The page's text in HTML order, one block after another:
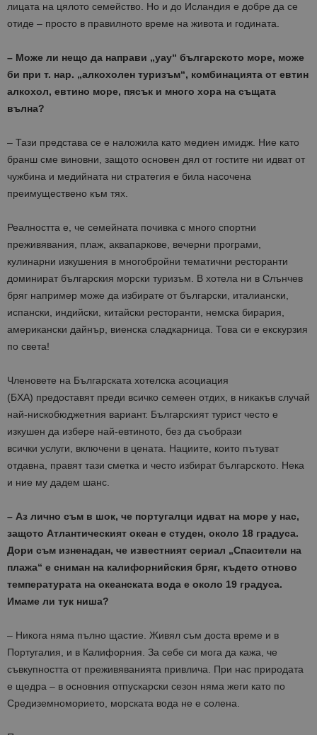
лицата на цялото семейство. Но и до Исландия е добре да се
отиде – просто в правилното време на живота и годината.
– Може ли нещо да направи „уау“ българското море, може
би при т. нар. „алкохолен туризъм“, комбинацията от евтин
алкохол, евтино море, пясък и много хора на същата
вълна?
– Тази представа се е наложила като медиен имидж. Ние като
бранш сме виновни, защото основен дял от гостите ни идват от
чужбина и медийната ни стратегия е била насочена
преимуществено към тях.
Реалността е, че семейната почивка с много спортни
преживявания, плаж, аквапаркове, вечерни програми,
кулинарни изкушения в многобройни тематични ресторанти
доминират българския морски туризъм. В хотела ни в Слънчев
бряг например може да избирате от български, италиански,
испански, индийски, китайски ресторанти, немска бирария,
американски дайнър, виенска сладкарница. Това си е екскурзия
по света!
Членовете на Българската хотелска асоциация
(БХА) предоставят преди всичко семеен отдих, в никакъв случай
най-нискобюджетния вариант. Българският турист често е
изкушен да избере най-евтиното, без да съобрази
всички услуги, включени в цената. Нациите, които пътуват
отдавна, правят тази сметка и често избират българското. Нека
и ние му дадем шанс.
– Аз лично съм в шок, че португалци идват на море у нас,
защото Атлантическият океан е студен, около 18 градуса.
Дори съм изненадан, че известният сериал „Спасители на
плажа“ е сниман на калифорнийския бряг, където отново
температурата на океанската вода е около 19 градуса.
Имаме ли тук ниша?
– Никога няма пълно щастие. Живял съм доста време и в
Португалия, и в Калифорния. За себе си мога да кажа, че
съвкупността от преживяванията привлича. При нас природата
е щедра – в основния отпускарски сезон няма жеги като по
Средиземноморието, морската вода не е солена.